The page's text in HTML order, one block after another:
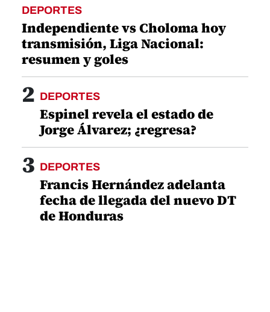
DEPORTES
Independiente vs Choloma hoy
transmisión, Liga Nacional:
resumen y goles
2 DEPORTES
Espinel revela el estado de
Jorge Álvarez; ¿regresa?
3 DEPORTES
Francis Hernández adelanta
fecha de llegada del nuevo DT
de Honduras